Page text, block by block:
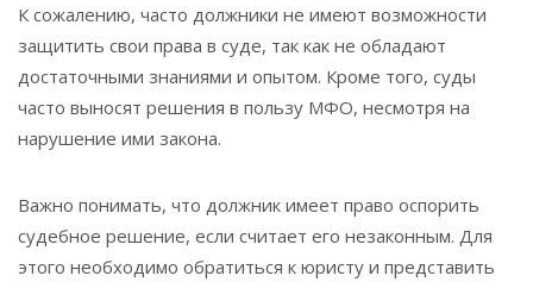
К сожалению, часто должники не имеют возможности
защитить свои права в суде, так как не обладают
достаточными знаниями и опытом. Кроме того, суды
часто выносят решения в пользу МФО, несмотря на
нарушение ими закона.
Важно понимать, что должник имеет право оспорить
судебное решение, если считает его незаконным. Для
этого необходимо обратиться к юристу и представить